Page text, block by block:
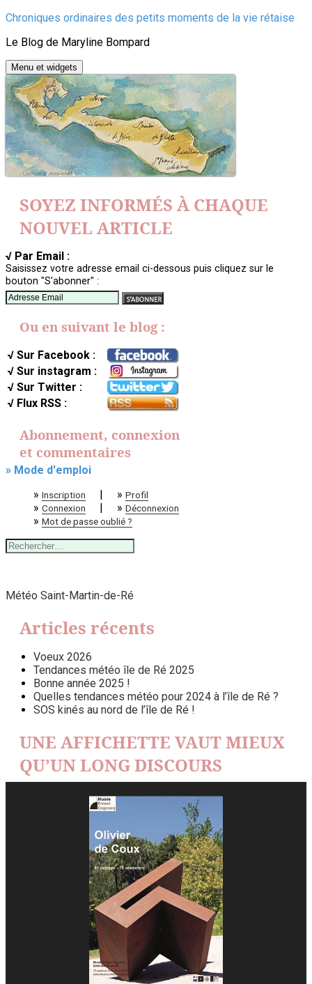
Aller
contenu
Chroniques ordinaires des petits moments de la vie rétaise
Le Blog de Maryline Bompard
Menu et widgets
SOYEZ INFORMÉS À CHAQUE
NOUVEL ARTICLE
√ Par Email :
Saisissez votre adresse email ci-dessous puis cliquez sur le
bouton "S'abonner" :
Ou en suivant le blog :
√ Sur Facebook :
√ Sur instagram :
√ Sur Twitter :
√ Flux RSS :
Abonnement, connexion
et commentaires
» Mode d'emploi
» Inscription | » Profil
» Connexion | » Déconnexion
» Mot de passe oublié ?
Rechercher :
Météo Saint-Martin-de-Ré
Articles récents
Voeux 2026
Tendances météo île de Ré 2025
Bonne année 2025 !
Quelles tendances météo pour 2024 à l’île de Ré ?
SOS kinés au nord de l’île de Ré !
UNE AFFICHETTE VAUT MIEUX
QU’UN LONG DISCOURS